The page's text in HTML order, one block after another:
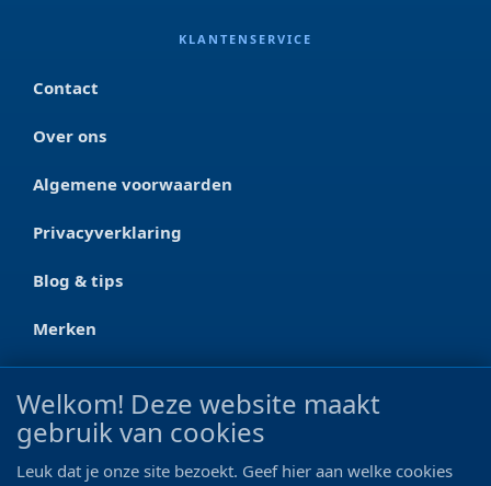
KLANTENSERVICE
Contact
Over ons
Algemene voorwaarden
Privacyverklaring
Blog & tips
Merken
CONTACT
Ootmarsumseweg 125a
Welkom! Deze website maakt
gebruik van cookies
Leuk dat je onze site bezoekt. Geef hier aan welke cookies